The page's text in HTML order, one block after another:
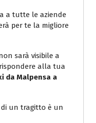
a tutte le aziende
per te la migliore
sarà visibile a
alla tua
da Malpensa a
di un tragitto è un